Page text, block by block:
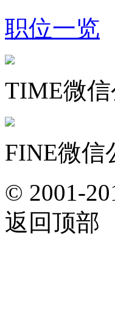
职位一览
TIME微
FINE微信
© 2001-
返回顶部